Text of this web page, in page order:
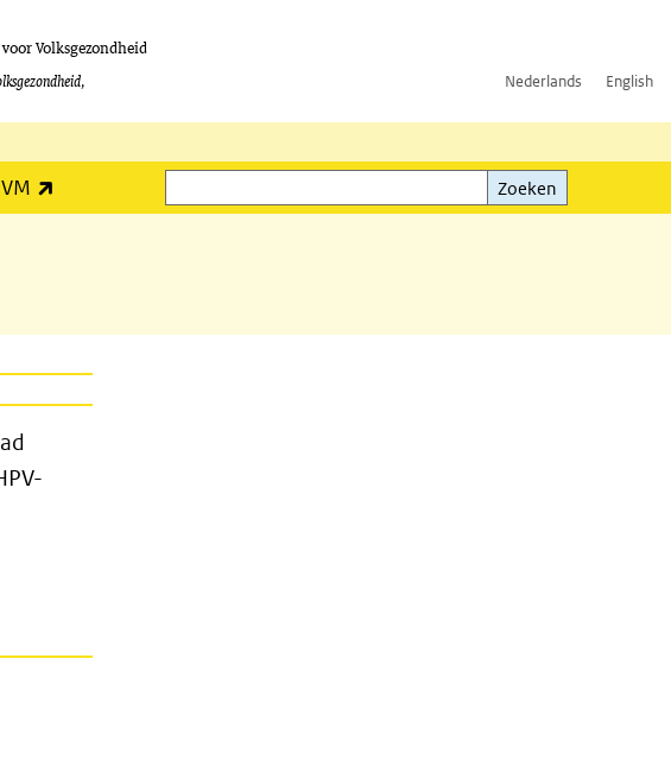
Volksgezondheid
Nederlands English
Zoeken
Zoeken